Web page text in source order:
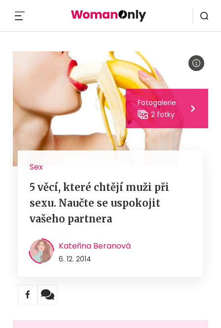
Fotogalerie
2 fotky
Sex
5 věcí, které chtějí muži při
sexu. Naučte se uspokojit
vašeho partnera
Kateřina Beranová
6. 12. 2014